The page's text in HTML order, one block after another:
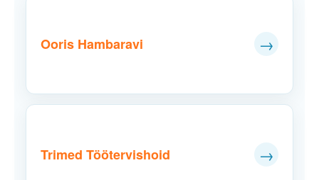
Ooris Hambaravi →
Trimed Töötervishoid →